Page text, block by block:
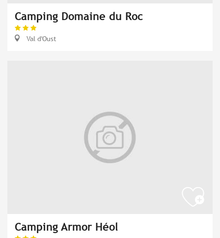
Camping Domaine du Roc
Val d'Oust
Camping Armor Héol